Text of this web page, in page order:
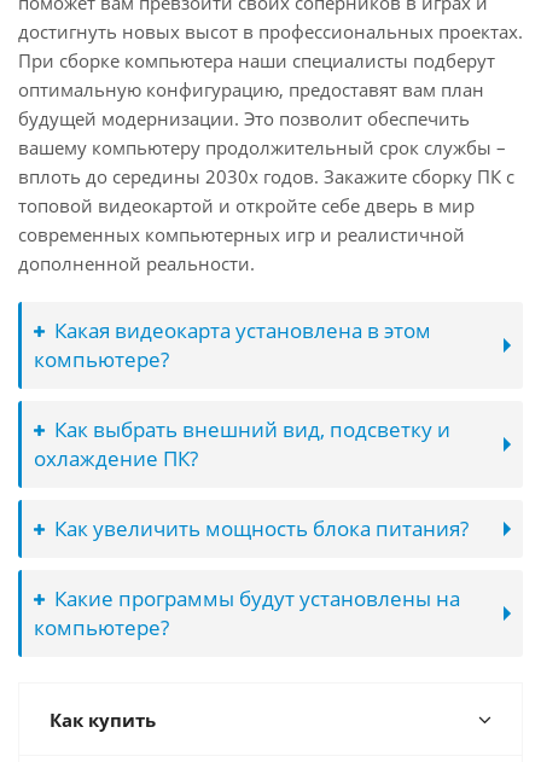
достигнуть новых высот в профессиональных проектах.
При сборке компьютера наши специалисты подберут
оптимальную конфигурацию, предоставят вам план
будущей модернизации. Это позволит обеспечить
вашему компьютеру продолжительный срок службы –
вплоть до середины 2030х годов. Закажите сборку ПК с
топовой видеокартой и откройте себе дверь в мир
современных компьютерных игр и реалистичной
дополненной реальности.
Какая видеокарта установлена в этом
компьютере?
Как выбрать внешний вид, подсветку и
охлаждение ПК?
Как увеличить мощность блока питания?
Какие программы будут установлены на
компьютере?
Как купить